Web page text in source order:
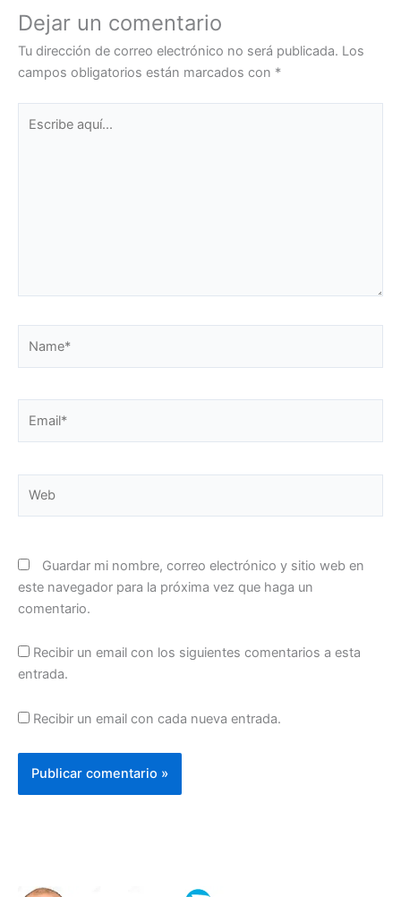
Dejar un comentario
Tu dirección de correo electrónico no será publicada. Los
campos obligatorios están marcados con *
aquí...
Guardar mi nombre, correo electrónico y sitio web en
este navegador para la próxima vez que haga un
comentario.
Recibir un email con los siguientes comentarios a esta
entrada.
Recibir un email con cada nueva entrada.